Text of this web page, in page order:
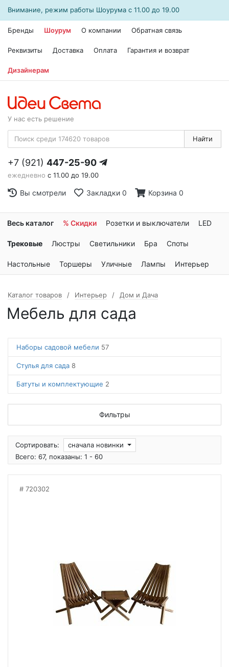
Внимание, режим работы Шоурума с 11.00 до 19.00
Бренды Шоурум О компании Обратная связь
Реквизиты Доставка Оплата Гарантия и возврат
Дизайнерам
У нас есть решение
Найти
+7 (921) 447-25-90
ежедневно с 11.00 до 19.00
Вы смотрели Закладки 0 Корзина 0
Весь каталог % Скидки Розетки и выключатели LED
Трековые Люстры Светильники Бра Споты
Настольные Торшеры Уличные Лампы Интерьер
Каталог товаров Интерьер Дом и Дача
Мебель для сада
Наборы садовой мебели 57
Стулья для сада 8
Батуты и комплектующие 2
Фильтры
Сортировать:
сначала новинки
Всего: 67, показаны: 1 - 60
720302